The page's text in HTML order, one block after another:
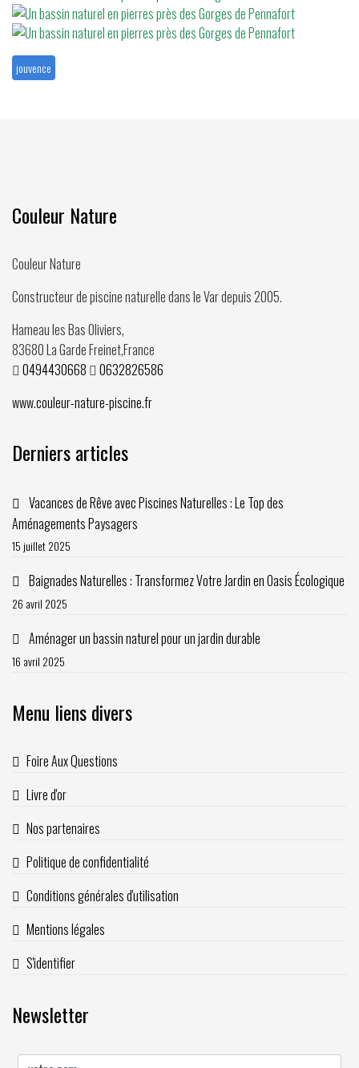
jouvence
Couleur Nature
Couleur Nature
Constructeur de piscine naturelle dans le Var depuis2005.
Hameau les Bas Oliviers,
83680La Garde Freinet,France
0494430668
0632826586
www.couleur-nature-piscine.fr
Derniers articles
Vacances de Rêve avec Piscines Naturelles : Le Top des
Aménagements Paysagers
15 juillet 2025
Baignades Naturelles : Transformez Votre Jardin en Oasis Écologique
26 avril 2025
Aménager un bassin naturel pour un jardin durable
16 avril 2025
Menu liens divers
Foire Aux Questions
Livre d'or
Nos partenaires
Politique de confidentialité
Conditions générales d'utilisation
Mentions légales
S'identifier
Newsletter